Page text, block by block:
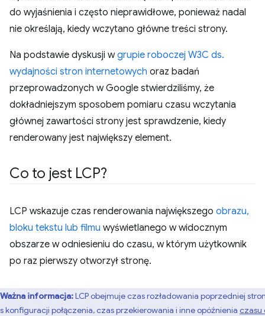
do wyjaśnienia i często nieprawidłowe, ponieważ nadal
nie określają, kiedy wczytano główne treści strony.
Na podstawie dyskusji wgrupie roboczej W3C ds.
wydajności stron internetowych oraz badań
przeprowadzonych w Google stwierdziliśmy, że
dokładniejszym sposobem pomiaru czasu wczytania
głównej zawartości strony jest sprawdzenie, kiedy
renderowany jest największy element.
Co to jest LCP?
LCP wskazuje czas renderowania największego obrazu,
bloku tekstu lub filmu wyświetlanego w widocznym
obszarze w odniesieniu do czasu, w którym użytkownik
po raz pierwszy otworzył stronę.
Ważna informacja:LCP obejmuje czas rozładowania poprzedniej
konfiguracji połączenia, czas przekierowania i inne opóźnienia czasu